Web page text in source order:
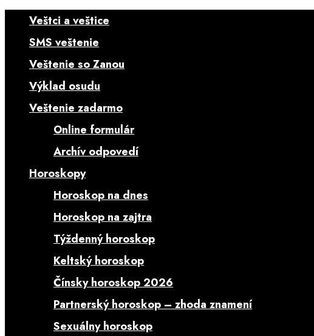
Veštci a veštice
SMS veštenie
Veštenie so Zanou
Výklad osudu
Veštenie zadarmo
Online formulár
Archív odpovedí
Horoskopy
Horoskop na dnes
Horoskop na zajtra
Týždenný horoskop
Keltský horoskop
Čínsky horoskop 2026
Partnerský horoskop – zhoda znamení
Sexuálny horoskop